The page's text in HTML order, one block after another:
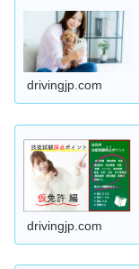
drivingjp.com
drivingjp.com